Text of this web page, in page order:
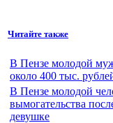
Читайте также
В Пензе молодой
около 400 тыс.
В Пензе молодой
вымогательства
девушке